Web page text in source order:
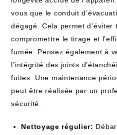
vous que le conduit
dégagé. Cela permet
compromettre le tirage et
fumée. Pensez également à
l’intégrité des joints
fuites. Une maintenance
peut être réalisée par un
sécurité.
Nettoyage régulier: